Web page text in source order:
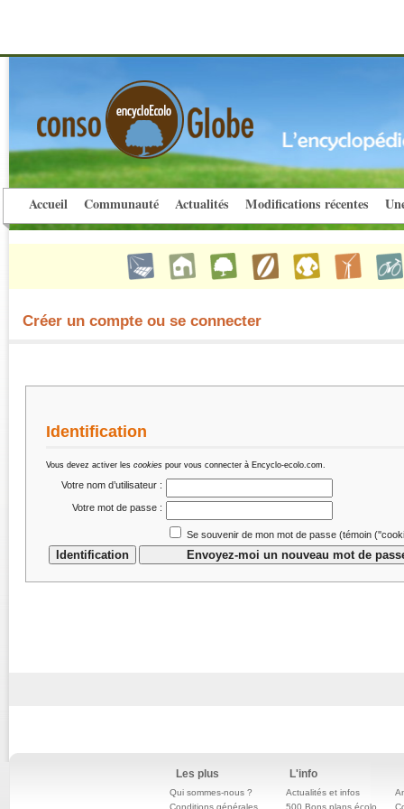
Accueil Communauté Actualités Modifications récentes
Créer un compte ou se connecter
Identification
Vous devez activer les cookies pour vous connecter à Encyclo-ecolo.com.
Votre nom d’utilisateur :
Votre mot de passe :
Se souvenir de mon mot de passe (témoin
Les plus
Qui sommes-nous ?
Conditions générales
L'info
Actualités et infos
500 Bons plans écolo